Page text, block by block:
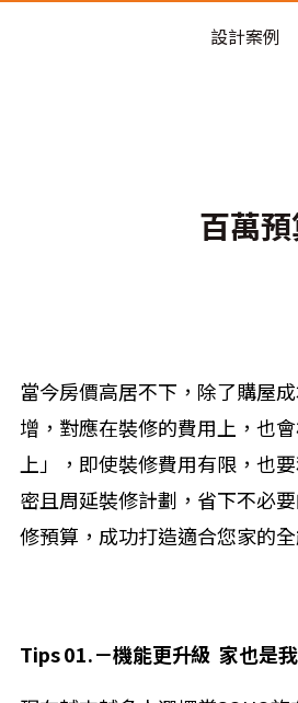
設計案例
百萬
當今房價高居不下，除了購屋
增，對應在裝修的費用上，也
上」，即使裝修費用有限，也
密且周延裝修計劃，省下不必
修預算，成功打造適合您家的全
Tips 01.－機能更升級 家也是